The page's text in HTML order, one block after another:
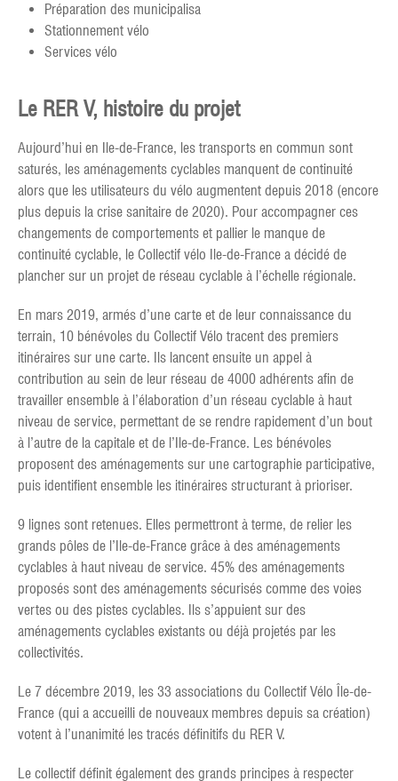
Préparation des municipalisa
Stationnement vélo
Services vélo
Le RER V, histoire du projet
Aujourd’hui en Ile-de-France, les transports en commun sont
saturés, les aménagements cyclables manquent de continuité
alors que les utilisateurs du vélo augmentent depuis 2018 (encore
plus depuis la crise sanitaire de 2020). Pour accompagner ces
changements de comportements et pallier le manque de
continuité cyclable, le Collectif vélo Ile-de-France a décidé de
plancher sur un projet de réseau cyclable à l’échelle régionale.
En mars 2019, armés d’une carte et de leur connaissance du
terrain, 10 bénévoles du Collectif Vélo tracent des premiers
itinéraires sur une carte. Ils lancent ensuite un appel à
contribution au sein de leur réseau de 4000 adhérents afin de
travailler ensemble à l’élaboration d’un réseau cyclable à haut
niveau de service, permettant de se rendre rapidement d’un bout
à l’autre de la capitale et de l’Ile-de-France. Les bénévoles
proposent des aménagements sur une cartographie participative,
puis identifient ensemble les itinéraires structurant à prioriser.
9 lignes sont retenues. Elles permettront à terme, de relier les
grands pôles de l’Ile-de-France grâce à des aménagements
cyclables à haut niveau de service. 45% des aménagements
proposés sont des aménagements sécurisés comme des voies
vertes ou des pistes cyclables. Ils s’appuient sur des
aménagements cyclables existants ou déjà projetés par les
collectivités.
Le 7 décembre 2019, les 33 associations du Collectif Vélo Île-de-
France (qui a accueilli de nouveaux membres depuis sa création)
votent à l’unanimité les tracés définitifs du RER V.
Le collectif définit également des grands principes à respecter